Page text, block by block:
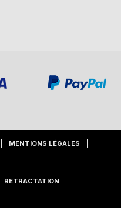
MENTIONS LÉGALES
RETRACTATION